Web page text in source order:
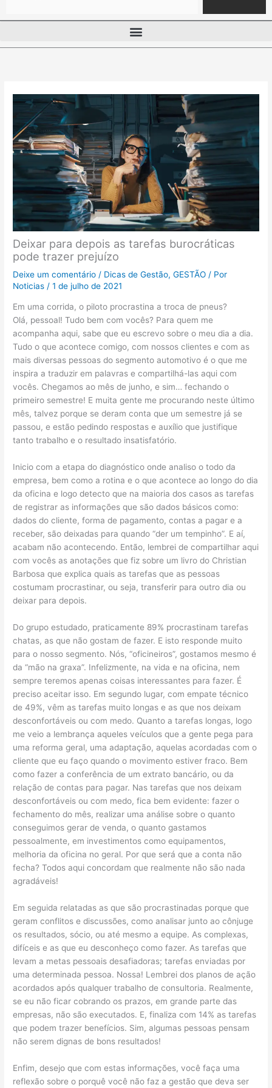
Deixar para depois as tarefas burocráticas
pode trazer prejuízo
Deixe um comentário / Dicas de Gestão,GESTÃO / Por
Noticias /1 de julho de 2021
Em uma corrida, o piloto procrastina a troca de pneus?
Olá, pessoal! Tudo bem com vocês? Para quem me
acompanha aqui, sabe que eu escrevo sobre o meu dia a dia.
Tudo o que acontece comigo, com nossos clientes e com as
mais diversas pessoas do segmento automotivo é o que me
inspira a traduzir em palavras e compartilhá-las aqui com
vocês. Chegamos ao mês de junho, e sim… fechando o
primeiro semestre! E muita gente me procurando neste último
mês, talvez porque se deram conta que um semestre já se
passou, e estão pedindo respostas e auxílio que justifique
tanto trabalho e o resultado insatisfatório.
Inicio com a etapa do diagnóstico onde analiso o todo da
empresa, bem como a rotina e o que acontece ao longo do dia
da oficina e logo detecto que na maioria dos casos as tarefas
de registrar as informações que são dados básicos como:
dados do cliente, forma de pagamento, contas a pagar e a
receber, são deixadas para quando “der um tempinho”. E aí,
acabam não acontecendo. Então, lembrei de compartilhar aqui
com vocês as anotações que fiz sobre um livro do Christian
Barbosa que explica quais as tarefas que as pessoas
costumam procrastinar, ou seja, transferir para outro dia ou
deixar para depois.
Do grupo estudado, praticamente 89% procrastinam tarefas
chatas, as que não gostam de fazer. E isto responde muito
para o nosso segmento. Nós, “oficineiros”, gostamos mesmo é
da “mão na graxa”. Infelizmente, na vida e na oficina, nem
sempre teremos apenas coisas interessantes para fazer. É
preciso aceitar isso. Em segundo lugar, com empate técnico
de 49%, vêm as tarefas muito longas e as que nos deixam
desconfortáveis ou com medo. Quanto a tarefas longas, logo
me veio a lembrança aqueles veículos que a gente pega para
uma reforma geral, uma adaptação, aquelas acordadas com o
cliente que eu faço quando o movimento estiver fraco. Bem
como fazer a conferência de um extrato bancário, ou da
relação de contas para pagar. Nas tarefas que nos deixam
desconfortáveis ou com medo, fica bem evidente: fazer o
fechamento do mês, realizar uma análise sobre o quanto
conseguimos gerar de venda, o quanto gastamos
pessoalmente, em investimentos como equipamentos,
melhoria da oficina no geral. Por que será que a conta não
fecha? Todos aqui concordam que realmente não são nada
agradáveis!
Em seguida relatadas as que são procrastinadas porque que
geram conflitos e discussões, como analisar junto ao cônjuge
os resultados, sócio, ou até mesmo a equipe. As complexas,
difíceis e as que eu desconheço como fazer. As tarefas que
levam a metas pessoais desafiadoras; tarefas enviadas por
uma determinada pessoa. Nossa! Lembrei dos planos de ação
acordados após qualquer trabalho de consultoria. Realmente,
se eu não ficar cobrando os prazos, em grande parte das
empresas, não são executados. E, finaliza com 14% as tarefas
que podem trazer benefícios. Sim, algumas pessoas pensam
não serem dignas de bons resultados!
Enfim, desejo que com estas informações, você faça uma
reflexão sobre o porquê você não faz a gestão que deva ser